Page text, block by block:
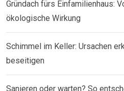
Gründach fürs Einfamilienhaus:
ökologische Wirkung
Schimmel im Keller: Ursachen
beseitigen
Sanieren oder warten? So